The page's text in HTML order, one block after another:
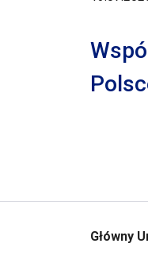
Główny